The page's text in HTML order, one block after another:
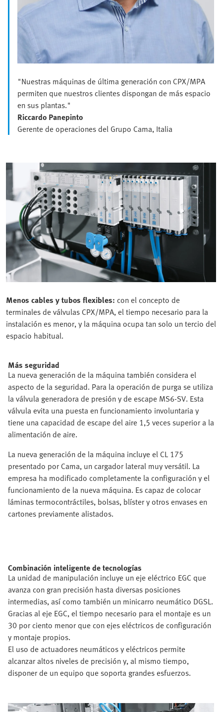
"Nuestras máquinas de última generación con CPX/MPA
permiten que nuestros clientes dispongan de más espacio
en sus plantas."
Riccardo Panepinto
Gerente de operaciones del Grupo Cama, Italia
Menos cables y tubos flexibles: con el concepto de
terminales de válvulas CPX/MPA, el tiempo necesario para la
instalación es menor, y la máquina ocupa tan solo un tercio del
espacio habitual.
Más seguridad
La nueva generación de la máquina también considera el
aspecto de la seguridad. Para la operación de purga se utiliza
la válvula generadora de presión y de escape MS6-SV. Esta
válvula evita una puesta en funcionamiento involuntaria y
tiene una capacidad de escape del aire 1,5 veces superior a la
alimentación de aire.
La nueva generación de la máquina incluye el CL 175
presentado por Cama, un cargador lateral muy versátil. La
empresa ha modificado completamente la configuración y el
funcionamiento de la nueva máquina. Es capaz de colocar
láminas termocontráctiles, bolsas, blíster y otros envases en
cartones previamente alistados.
Combinación inteligente de tecnologías
La unidad de manipulación incluye un eje eléctrico EGC que
avanza con gran precisión hasta diversas posiciones
intermedias, así como también un minicarro neumático DGSL.
Gracias al eje EGC, el tiempo necesario para el montaje es un
30 por ciento menor que con ejes eléctricos de configuración
y montaje propios.
El uso de actuadores neumáticos y eléctricos permite
alcanzar altos niveles de precisión y, al mismo tiempo,
disponer de un equipo que soporta grandes esfuerzos.